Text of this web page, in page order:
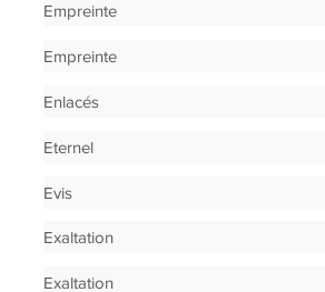
Empreinte
Empreinte
Enlacés
Eternel
Evis
Exaltation
Exaltation